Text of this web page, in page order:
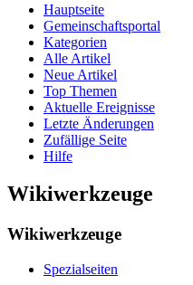
Hauptseite
Gemeinschaftsportal
Kategorien
Alle Artikel
Neue Artikel
Top Themen
Aktuelle Ereignisse
Letzte Änderungen
Zufällige Seite
Hilfe
Wikiwerkzeuge
Wikiwerkzeuge
Spezialseiten